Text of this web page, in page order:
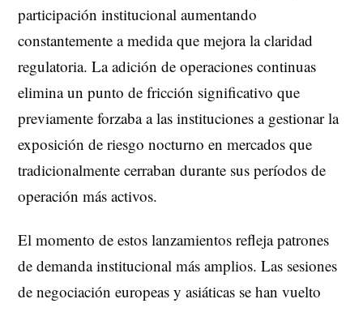
participación institucional aumentando
constantemente a medida que mejora la claridad
regulatoria. La adición de operaciones continuas
elimina un punto de fricción significativo que
previamente forzaba a las instituciones a gestionar la
exposición de riesgo nocturno en mercados que
tradicionalmente cerraban durante sus períodos de
operación más activos.
El momento de estos lanzamientos refleja patrones
de demanda institucional más amplios. Las sesiones
de negociación europeas y asiáticas se han vuelto